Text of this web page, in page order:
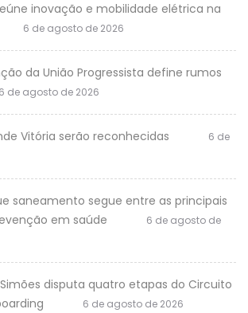
inovação e mobilidade elétrica na
6 de agosto de 2026
da União Progressista define rumos
6 de agosto de 2026
Vitória serão reconhecidas
6 de
saneamento segue entre as principais
em saúde
6 de agosto de
disputa quatro etapas do Circuito
6 de agosto de 2026